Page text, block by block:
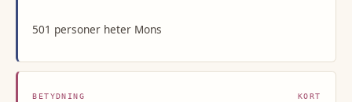
501 personer heter Mons
BETYDNING KORT